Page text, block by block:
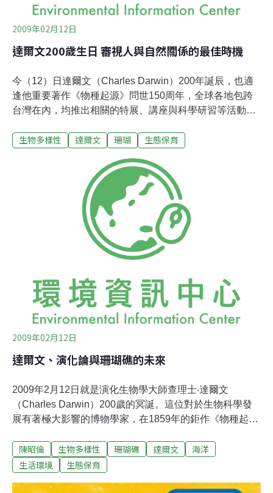
2009年02月12日
達爾文200歲生日 審視人與自然關係的最佳時機
今（12）日達爾文（Charles Darwin）200年誕辰，也適
逢他重要著作《物種起源》問世150周年，全球各地包跨
台灣在內，均推出相關的特展、講座與科學研習等活動，
史上最偉大科學家之一，遺留給全人類的重要遺產。達爾
Selection）等，至今仍是自然科學中重要的理論。達爾文
遺留給人類豐富的遺產，其理論不止影響到現代生物教育
與許多醫學相關領域，對歷史、神學、哲學、心理學、社
會學等不同領域學者也帶來深遠的影響。對自然科學研究
者而言，達爾文的創見深深改變人們對自然的瞭解，也讓
人類重新檢視自身與自然的關係。「台灣土地面積僅佔全
球0.0273%、物種佔全球1.5%達15萬種、物種多樣性達全
存在什麼意義？ 達爾文的理論不只解釋了生物多樣存在的
生物多樣性 達爾文 珊瑚 生態保育
2009年02月12日
達爾文、演化論與珊瑚礁的未來
2009年2月12日就是演化生物學大師查理士‧達爾文
（Charles Darwin）200歲的冥誕。這位對於生物科學發
展有著極大影響的博物學家，在1859年的鉅作《物種起
（Natural selection）與適應（Adaptation）的學說，徹底
的改變我們對於生命的演化，物種多樣、滅絕等的想法，
陳昭倫 生物多樣性 珊瑚礁 達爾文
海洋
生活環境
生態保育